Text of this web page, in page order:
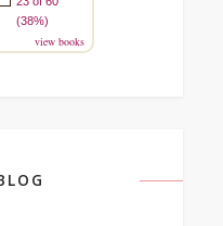
(38%)
view books